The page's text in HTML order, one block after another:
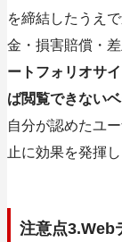
を締結したうえ
金・損害賠償・
ートフォリオサ
ば閲覧できない
自分が認めたユ
止に効果を発揮し
注意点3.Web